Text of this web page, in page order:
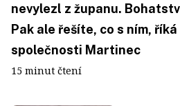
nevylezl z županu.
Pak ale řešíte, co s ním,
společnosti Martinec
15 minut čtení